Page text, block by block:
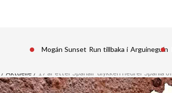
Mogán Sunset Run tillbaka i Arguineguín
Aktuelle